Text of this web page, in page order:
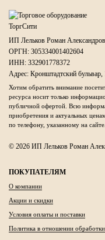
ИП Лельков Роман
ОРГН: 305334001402604
ИНН: 332901778372
Адрес: Кронштадтский
Хотим обратить внимание
ресурса носит только
публичной офертой. Всю
приобретения и актуальных
по телефону, указанному на сайте.
© 2026 ИП Лельков Роман
ПОКУПАТЕЛЯМ
О компании
Акции и скидки
Условия оплаты и поставки
Политика в отношении